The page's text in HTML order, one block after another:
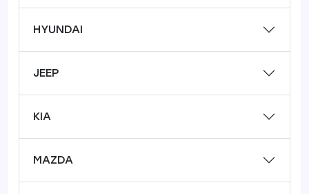
HYUNDAI
JEEP
KIA
MAZDA